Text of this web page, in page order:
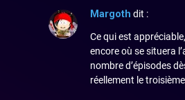
Margoth dit :
Ce qui est
encore où se situera
nombre d’épisodes
réellement le